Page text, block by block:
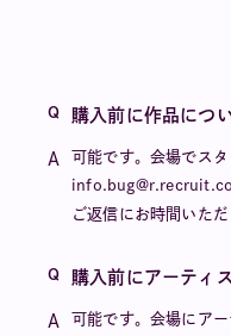
購入前に作品につ
可能です。会場でス
ご返信にお時間いた
購入前にアーティ
可能です。会場にア